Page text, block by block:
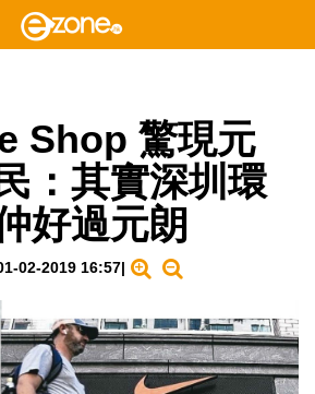
Shop 驚現元
：其實深圳環
好過元朗
02-2019 16:57|